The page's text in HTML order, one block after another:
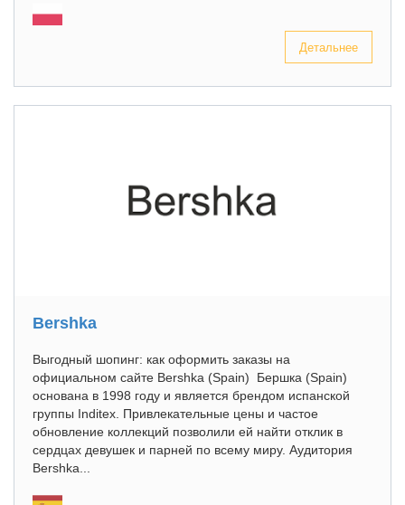
Детальнее
Bershka
Выгодный шопинг: как оформить заказы на
официальном сайте Bershka (Spain) Бершка (Spain)
основана в 1998 году и является брендом испанской
группы Inditex. Привлекательные цены и частое
обновление коллекций позволили ей найти отклик в
сердцах девушек и парней по всему миру. Аудитория
Bershka...